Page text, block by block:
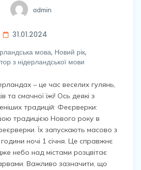
admin
31.01.2024
мова, Новий рік,
з нідерландської мови
– це час веселих гулянь,
та смачної їжі! Ось деякі з
традицій: Феєрверки:
традицією Нового року в
Їх запускають масово з
ночі 1 січня. Це справжнє
небо над містами розцвітає
Важливо зазначити, що